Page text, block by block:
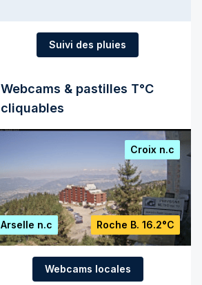
Suivi des pluies
Webcams & pastilles T°C
cliquables
Croix n.c
Arselle n.c Roche B. 16.2°C
Webcams locales